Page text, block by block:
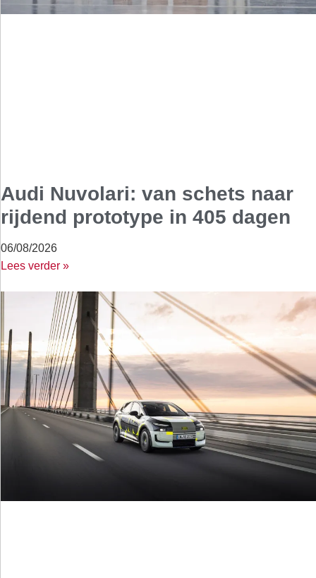
Audi Nuvolari: van schets naar
rijdend prototype in 405 dagen
06/08/2026
Lees verder »